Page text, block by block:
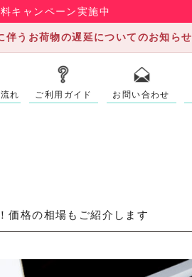
キャンペーン実施中
伴うお荷物の遅延についてのお知らせ
れ ご利用ガイド お問い合わせ
価格の相場もご紹介します